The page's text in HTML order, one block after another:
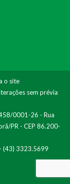
o site
sem prévia
0001-26 - Rua
PR - CEP 86.200-
(43) 3323.5699